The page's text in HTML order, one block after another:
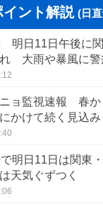
ント解説 (日
明日11日午後に
大雨や暴風に警
ョ監視速報 春か
かけて続く見込み
明日11日は関東
天気ぐずつく